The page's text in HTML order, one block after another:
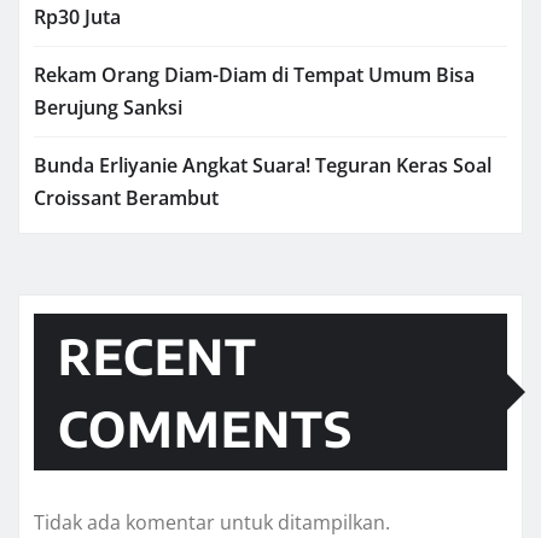
Rp30 Juta
Rekam Orang Diam-Diam di Tempat Umum Bisa
Berujung Sanksi
Bunda Erliyanie Angkat Suara! Teguran Keras Soal
Croissant Berambut
RECENT
COMMENTS
Tidak ada komentar untuk ditampilkan.